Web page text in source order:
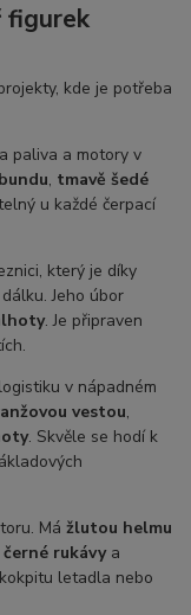
figurek
kde je potřeba
paliva a motory v
, tmavě šedé
u každé čerpací
který je díky
Jeho úbor
. Je připraven
v nápadném
vestou,
. Skvěle se hodí k
Mážlutou helmu
černé rukávya
letadla nebo